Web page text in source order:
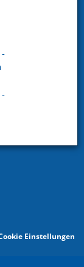
Einstellungen